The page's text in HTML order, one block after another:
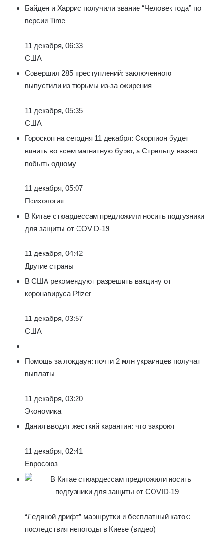
Байден и Харрис получили звание “Человек года” по
версии Time
11 декабря, 06:33
США
Совершил 285 преступлений: заключенного
выпустили из тюрьмы из-за ожирения
11 декабря, 05:35
США
Гороскоп на сегодня 11 декабря: Скорпион будет
винить во всем магнитную бурю, а Стрельцу важно
побыть одному
11 декабря, 05:07
Психология
В Китае стюардессам предложили носить подгузники
для защиты от COVID-19
11 декабря, 04:42
Другие страны
В США рекомендуют разрешить вакцину от
коронавируса Pfizer
11 декабря, 03:57
США
Помощь за локдаун: почти 2 млн украинцев получат
выплаты
11 декабря, 03:20
Экономика
Дания вводит жесткий карантин: что закроют
11 декабря, 02:41
Евросоюз
“Ледяной дрифт” маршрутки и бесплатный каток:
последствия непогоды в Киеве (видео)